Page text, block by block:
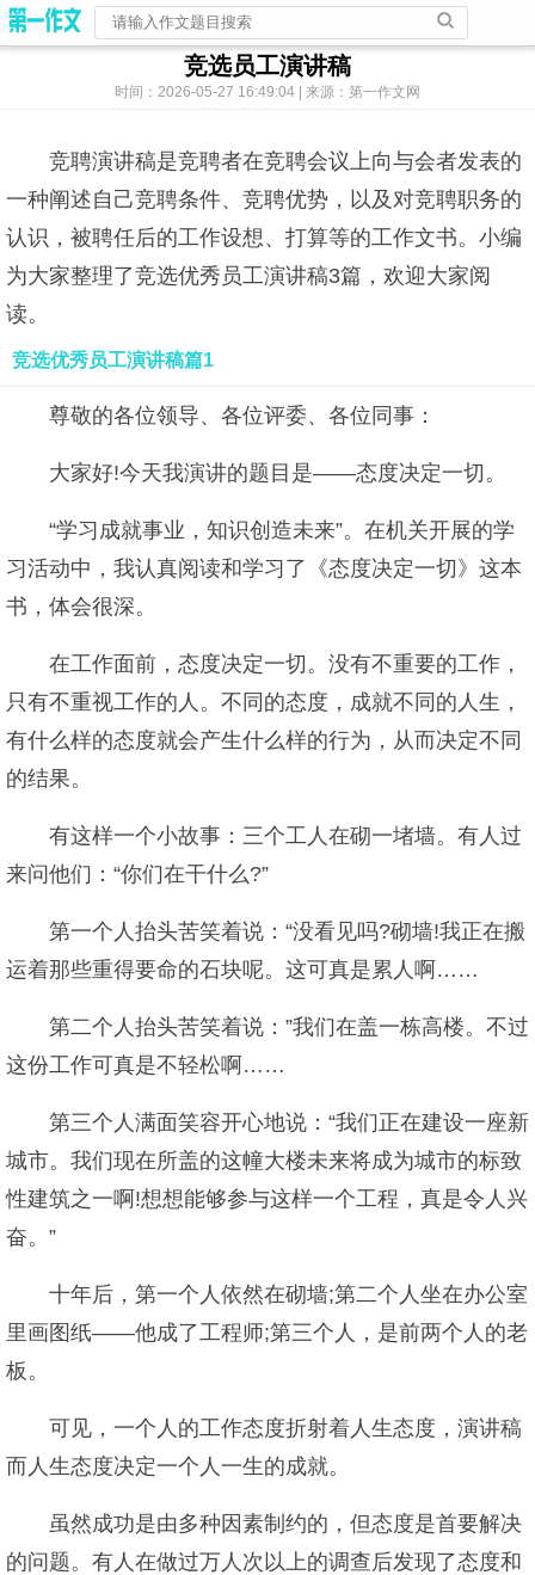
竞选员工演讲稿
时间：2026-05-27 16:49:04 | 来源：第一作文网
竞聘演讲稿是竞聘者在竞聘会议上向与会者发表的
一种阐述自己竞聘条件、竞聘优势，以及对竞聘职务的
认识，被聘任后的工作设想、打算等的工作文书。小编
为大家整理了竞选优秀员工演讲稿3篇，欢迎大家阅
读。
竞选优秀员工演讲稿篇1
尊敬的各位领导、各位评委、各位同事：
大家好!今天我演讲的题目是——态度决定一切。
“学习成就事业，知识创造未来”。在机关开展的学
习活动中，我认真阅读和学习了《态度决定一切》这本
书，体会很深。
在工作面前，态度决定一切。没有不重要的工作，
只有不重视工作的人。不同的态度，成就不同的人生，
有什么样的态度就会产生什么样的行为，从而决定不同
的结果。
有这样一个小故事：三个工人在砌一堵墙。有人过
来问他们：“你们在干什么?”
第一个人抬头苦笑着说：“没看见吗?砌墙!我正在搬
运着那些重得要命的石块呢。这可真是累人啊……
第二个人抬头苦笑着说：”我们在盖一栋高楼。不过
这份工作可真是不轻松啊……
第三个人满面笑容开心地说：“我们正在建设一座新
城市。我们现在所盖的这幢大楼未来将成为城市的标致
性建筑之一啊!想想能够参与这样一个工程，真是令人兴
奋。”
十年后，第一个人依然在砌墙;第二个人坐在办公室
里画图纸——他成了工程师;第三个人，是前两个人的老
板。
可见，一个人的工作态度折射着人生态度，演讲稿
而人生态度决定一个人一生的成就。
虽然成功是由多种因素制约的，但态度是首要解决
的问题。有人在做过万人次以上的调查后发现了态度和